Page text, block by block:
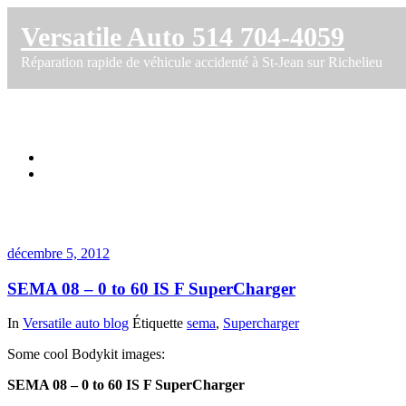
Versatile Auto 514 704-4059
Réparation rapide de véhicule accidenté à St-Jean sur Richelieu
décembre 5, 2012
SEMA 08 – 0 to 60 IS F SuperCharger
In Versatile auto blog Étiquette sema, Supercharger
Some cool Bodykit images:
SEMA 08 – 0 to 60 IS F SuperCharger